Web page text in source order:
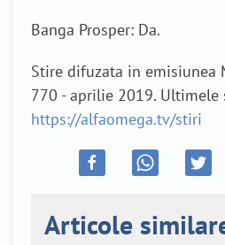
Banga Prosper: Da.
Stire difuzata in emisiunea
770 - aprilie 2019. Ultimele
https://alfaomega.tv/stiri
Articole